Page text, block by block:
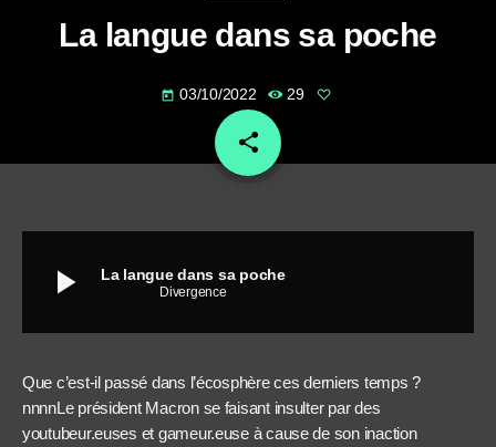
La langue dans sa poche
today 03/10/2022 29
share
email
play_arrow La langue dans sa poche
Divergence
Que c’est-il passé dans l’écosphère ces derniers temps ?
nnnnLe président Macron se faisant insulter par des
youtubeur.euses et gameur.euse à cause de son inaction